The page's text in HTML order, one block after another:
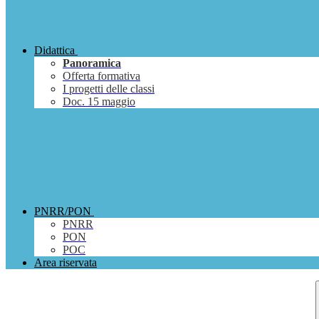
Didattica
Panoramica
Offerta formativa
I progetti delle classi
Doc. 15 maggio
PNRR/PON
PNRR
PON
POC
Area riservata